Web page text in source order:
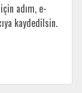
adım, e-
kaydedilsin.